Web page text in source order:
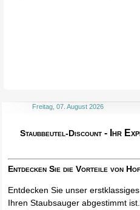
Freitag, 07. August 2026
Staubbeutel-Discount - Ihr
Entdecken Sie die Vorteile von
Entdecken Sie unser
Ihren Staubsauger abgestimmt